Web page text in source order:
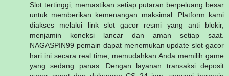
Slot tertinggi, memastikan setiap putaran berpeluang besar
untuk memberikan kemenangan maksimal. Platform kami
diakses melalui link slot gacor resmi yang anti blokir,
menjamin koneksi lancar dan aman setiap saat.
NAGASPIN99 pemain dapat menemukan update slot gacor
hari ini secara real time, memudahkan Anda memilih game
yang sedang panas. Dengan layanan transaksi deposit